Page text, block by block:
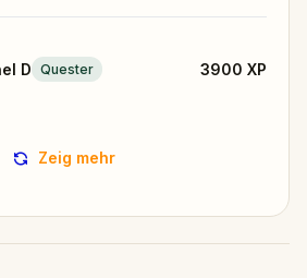
D Quester 3900 XP
Zeig mehr